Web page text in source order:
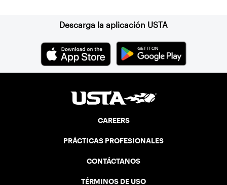
Descarga la aplicación USTA
CAREERS
PRÁCTICAS PROFESIONALES
CONTÁCTANOS
TÉRMINOS DE USO